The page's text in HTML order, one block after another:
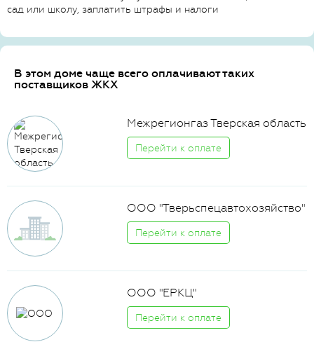
сад или школу, заплатить штрафы и налоги
В этом доме чаще всего оплачивают таких
поставщиков ЖКХ
Межрегионгаз Тверская область
Перейти к оплате
ООО "Тверьспецавтохозяйство"
Перейти к оплате
ООО "ЕРКЦ"
Перейти к оплате